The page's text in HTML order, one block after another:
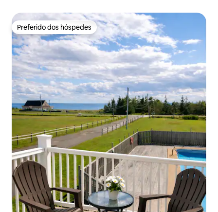
Preferido dos hóspedes
Preferido dos hóspedes